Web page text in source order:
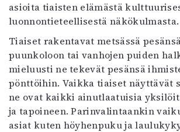
Lehdet
2–3/2026
1/2026
6/2025
5/2025 saame
5/2025
Lehtiarkisto
asioita tiaisten elämästä
luonnontieteellisestä näkökulmasta.
Tiaiset rakentavat metsässä
puunkoloon tai vanhojen puiden
mieluusti ne tekevät pesänsä
pönttöihin. Vaikka tiaiset näyttävät
ne ovat kaikki ainutlaatuisia
ja tapoineen. Parinvalintaankin
asiat kuten höyhenpuku ja